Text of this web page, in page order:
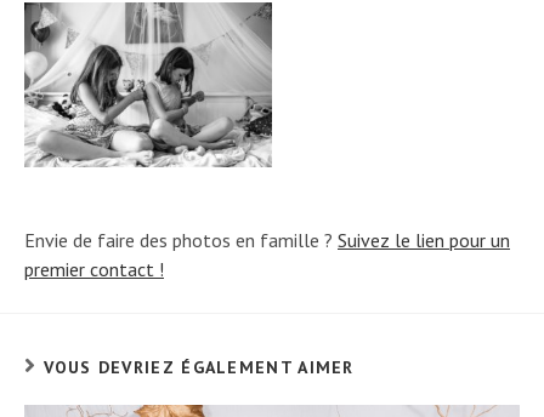
Envie de faire des photos en famille ? Suivez le lien pour un
premier contact !
VOUS DEVRIEZ ÉGALEMENT AIMER